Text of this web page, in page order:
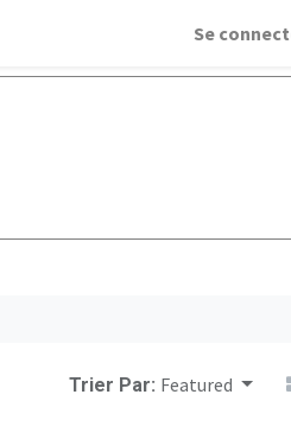
Se
Trier Par: Featured